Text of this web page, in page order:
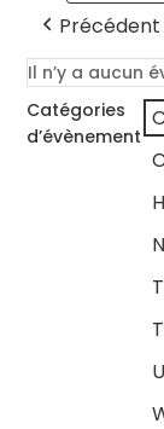
Précédent
Il n’y a aucun
Catégories
d’évènement